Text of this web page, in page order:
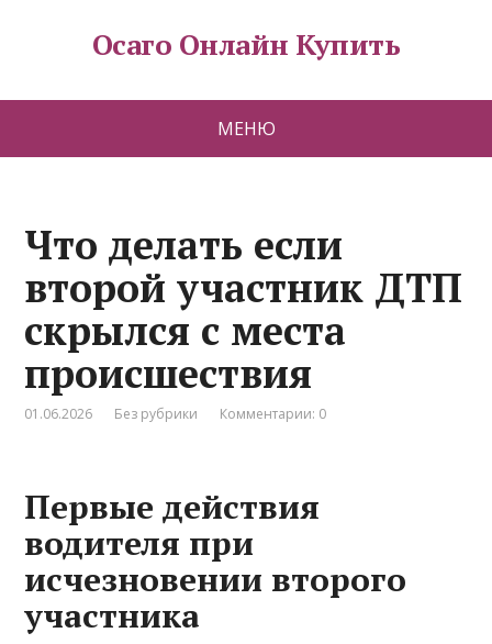
Осаго Онлайн Купить
МЕНЮ
Что делать если
второй участник ДТП
скрылся с места
происшествия
01.06.2026 Без рубрики Комментарии: 0
Первые действия
водителя при
исчезновении второго
участника